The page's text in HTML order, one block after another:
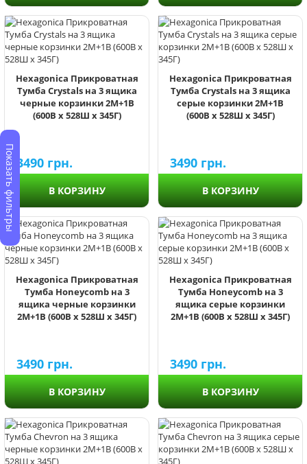
Показать фильтры
Hexagonica Прикроватная
Тумба Crystals на 3 ящика
черные корзинки 2М+1В
(600В х 528Ш х 345Г)
3490 грн.
В КОРЗИНУ
Hexagonica Прикроватная
Тумба Crystals на 3 ящика
серые корзинки 2М+1В
(600В х 528Ш х 345Г)
3490 грн.
В КОРЗИНУ
Hexagonica Прикроватная
Тумба Honeycomb на 3
ящика черные корзинки
2М+1В (600В х 528Ш х 345Г)
3490 грн.
В КОРЗИНУ
Hexagonica Прикроватная
Тумба Honeycomb на 3
ящика серые корзинки
2М+1В (600В х 528Ш х 345Г)
3490 грн.
В КОРЗИНУ